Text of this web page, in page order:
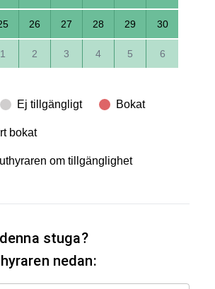
26 27 28 29 30
1 2 3 4 5 6
Ej tillgängligt Bokat
bokat
om tillgänglighet
stuga?
nedan: